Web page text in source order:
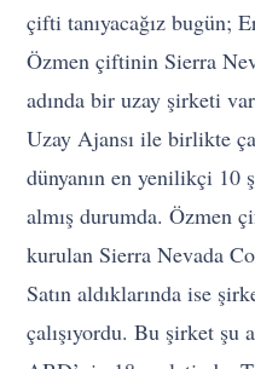
çifti tanıyacağız bugün;
Özmen çiftinin Sierra
adında bir uzay şirketi
Uzay Ajansı ile birlikte
dünyanın en yenilikçi 10
almış durumda. Özmen
kurulan Sierra Nevada
Satın aldıklarında ise
çalışıyordu. Bu şirket şu